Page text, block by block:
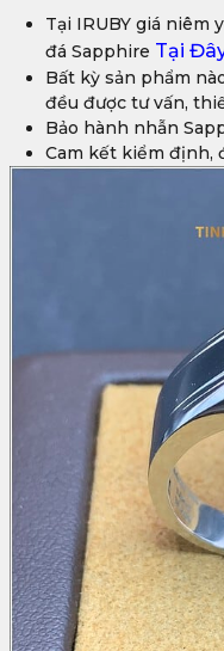
Tại IRUBY giá niêm
đá Sapphire Tại
Bất kỳ sản phẩm
đều được tư vấn,
Bảo hành nhẫn
Cam kết kiểm